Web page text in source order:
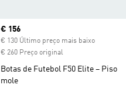
Current price
€ 156
€ 130 Último preço mais baixo
€ 260 Preço original
Botas de Futebol F50 Elite – Piso
mole